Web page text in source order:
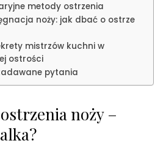
metody ostrzenia
noży: jak dbać o ostrze
mistrzów kuchni w
ostrości
pytania
noży –